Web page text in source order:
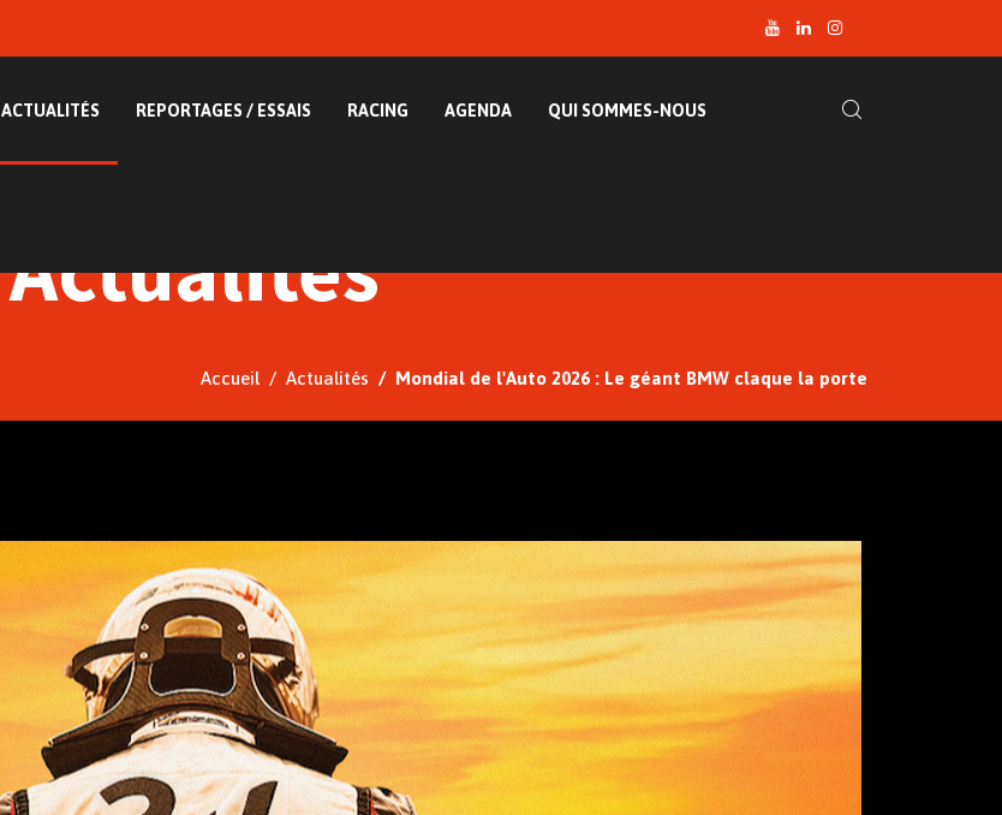
ACTUALITÉS REPORTAGES / ESSAIS RACING AGENDA QUI SOMMES-NOUS
Actualités
Accueil Actualités Mondial de l'Auto 2026 : Le géant BMW claque la porte